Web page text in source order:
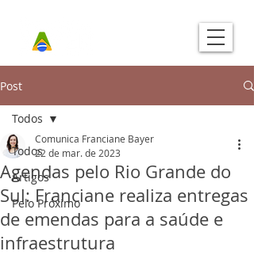
Post
Todos
Artigos
Pelo Próximo
Todos
Agendas pelo Rio Grande do
Sul: Franciane realiza entregas
de emendas para a saúde e
infraestrutura
Comunica Franciane Bayer
22 de mar. de 2023